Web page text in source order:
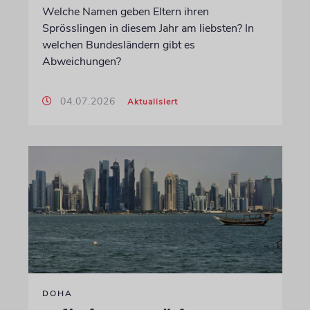
Welche Namen geben Eltern ihren
Sprösslingen in diesem Jahr am liebsten? In
welchen Bundesländern gibt es
Abweichungen?
04.07.2026 Aktualisiert
DOHA